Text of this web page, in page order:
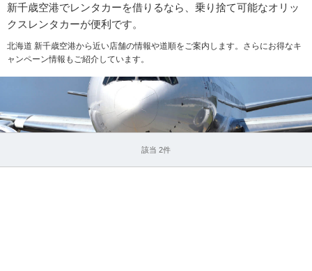
新千歳空港でレンタカーを借りるなら、乗り捨て可能なオリッ
クスレンタカーが便利です。
北海道 新千歳空港から近い店舗の情報や道順をご案内します。さらにお得なキ
ャンペーン情報もご紹介しています。
該当 2件